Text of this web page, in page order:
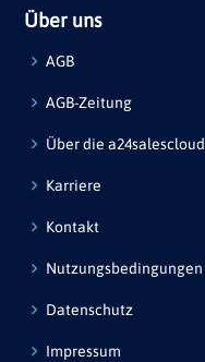
Über uns
AGB
AGB-Zeitung
Über die a24salescloud
Karriere
Kontakt
Nutzungsbedingungen
Datenschutz
Impressum